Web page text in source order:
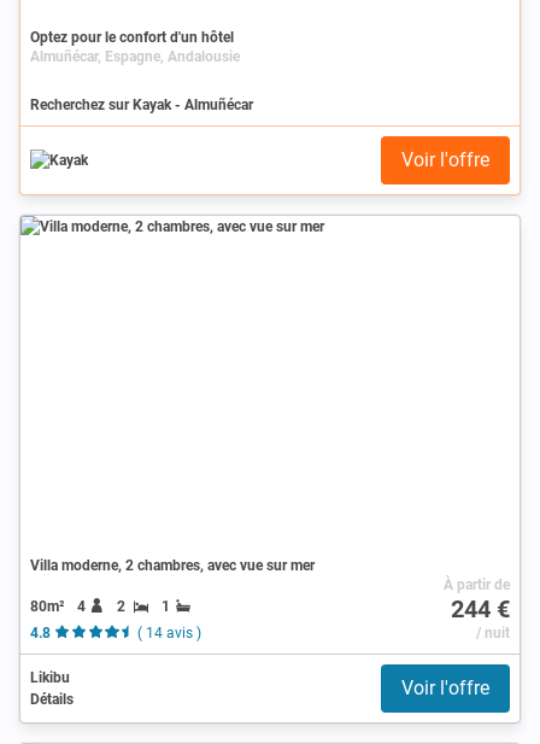
Optez pour le confort d'un hôtel
Almuñécar, Espagne, Andalousie
Recherchez sur Kayak - Almuñécar
Voir l'offre
Villa moderne, 2 chambres, avec vue sur mer
80m² 4 2
1
4.8
( 14 avis )
À partir de
244 €
/ nuit
Likibu
Détails
Voir l'offre